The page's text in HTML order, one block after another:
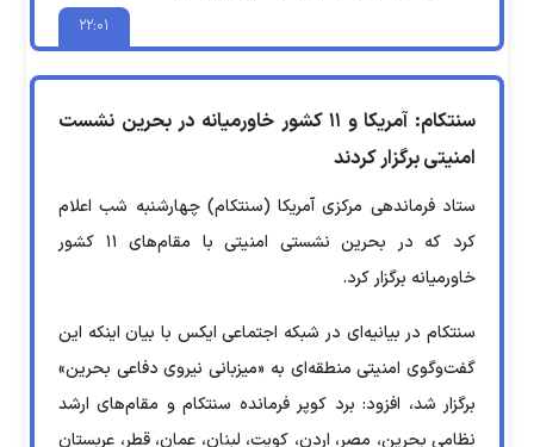
۲۲:۰۱
سنتکام: آمریکا و ۱۱ کشور خاورمیانه در بحرین نشست
امنیتی برگزار کردند
ستاد فرماندهی مرکزی آمریکا (سنتکام) چهارشنبه شب اعلام
کرد که در بحرین نشستی امنیتی با مقام‌های ۱۱ کشور
خاورمیانه برگزار کرد.
سنتکام در بیانیه‌ای در شبکه اجتماعی ایکس با بیان اینکه این
گفت‌وگوی امنیتی منطقه‌ای به «میزبانی نیروی دفاعی بحرین»
برگزار شد، افزود: برد کوپر فرمانده سنتکام و مقام‌های ارشد
نظامی بحرین، مصر، اردن، کویت، لبنان، عمان، قطر، عربستان